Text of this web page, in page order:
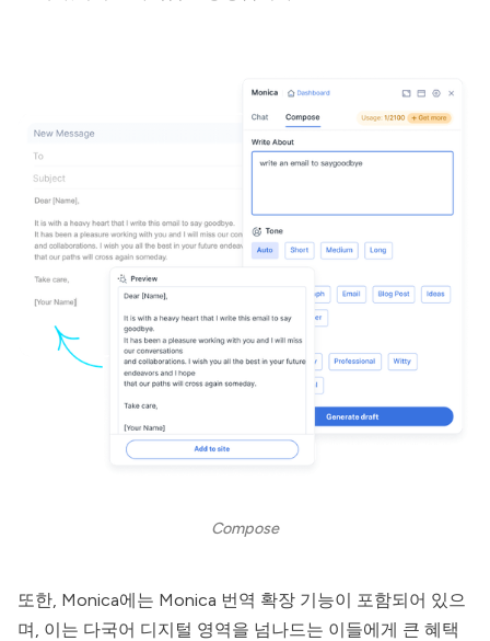
Compose
또한, Monica에는 Monica 번역 확장 기능이 포함되어 있으
며, 이는 다국어 디지털 영역을 넘나드는 이들에게 큰 혜택